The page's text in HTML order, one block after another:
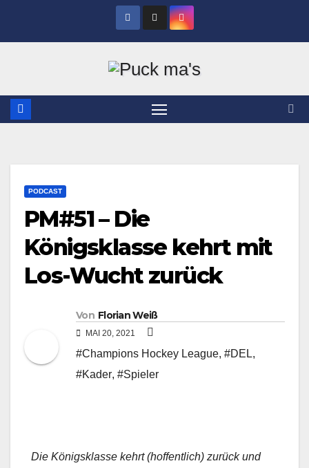
PODCAST
PM#51 – Die
Königsklasse kehrt mit
Los-Wucht zurück
Von Florian Weiß
MAI 20, 2021
#Champions Hockey League, #DEL,
#Kader, #Spieler
Die Königsklasse kehrt (hoffentlich) zurück und